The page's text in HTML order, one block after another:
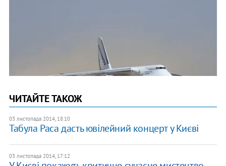
ЧИТАЙТЕ ТАКОЖ
03 листопада 2014, 18:10
Табула Раса дасть ювілейний концерт у Києві
03 листопада 2014, 17:12